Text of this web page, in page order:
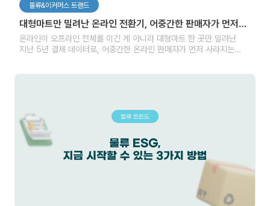
물류&이커머스 트랜드
대형마트만 밀려난 온라인 전환기, 어중간한 판매자가 먼저
사라지는 이유
온라인이 오프라인 전체를 이긴 게 아니라 대형마트 한 곳만 밀려난
지난 5년 결제 데이터로, 어중간한 온라인 판매자가 먼저 사라지는